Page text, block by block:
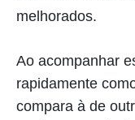
melhorados.
Ao acompanhar
rapidamente
compara à de